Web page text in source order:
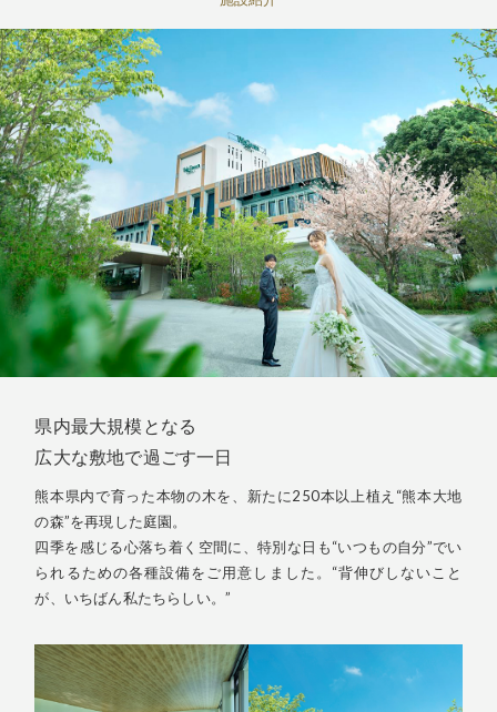
県内最大規模となる
広大な敷地で過ごす一日
熊本県内で育った本物の木を、 新たに250本以上植え“熊本大地
の森”を再現した庭園。
四季を感じる心落ち着く空間に、特別な日も“いつもの自分”でい
られるための各種設備をご用意しました。“背伸びしないこと
が、いちばん私たちらしい。”